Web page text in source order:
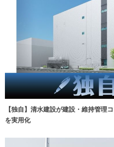
【独自】清水建設が建設・維持管理
を実用化